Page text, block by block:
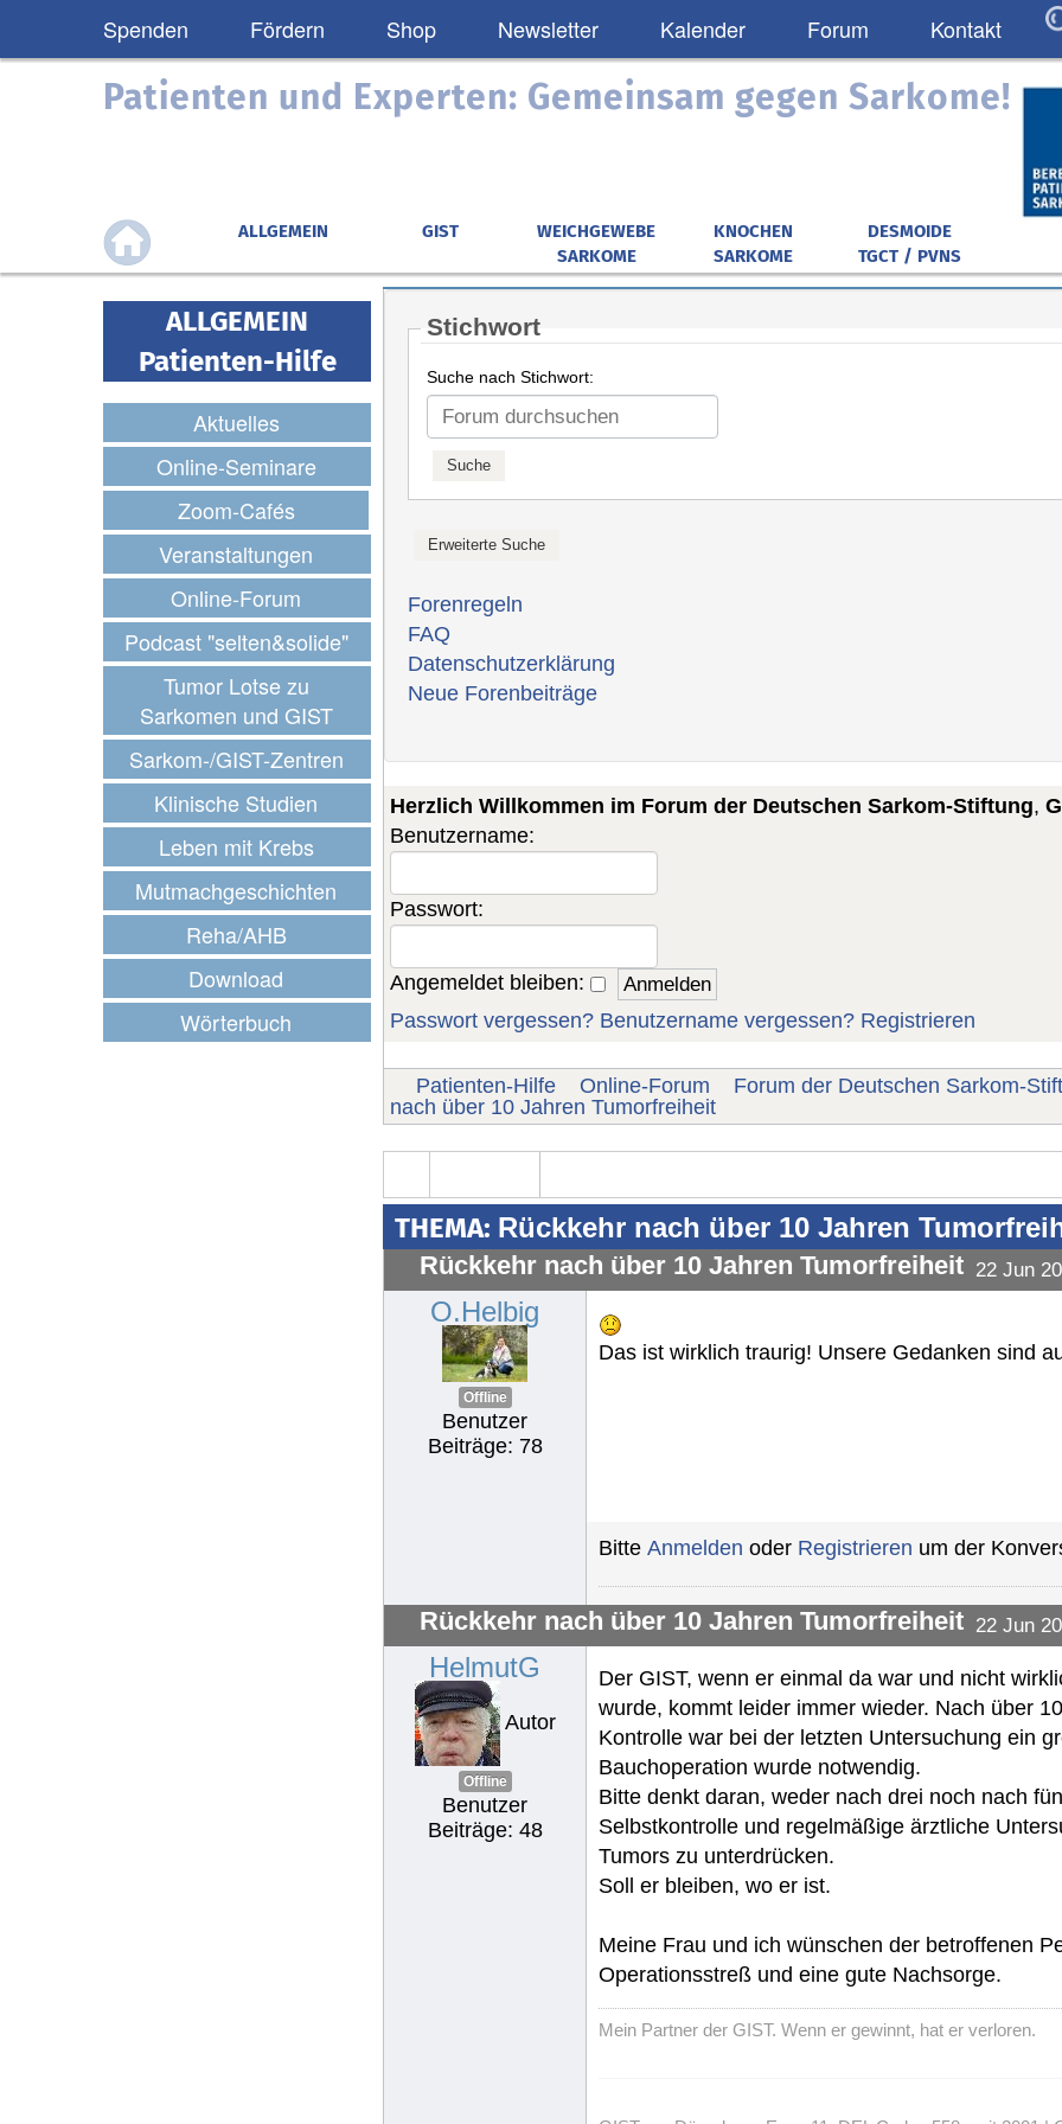
Spenden Fördern Shop Newsletter Kalender Forum Kontakt
Patienten und Experten: Gemeinsam gegen Sarkome!
ALLGEMEIN GIST
WEICHGEWEBE
SARKOME
KNOCHEN
SARKOME
DESMOIDE
TGCT / PVNS
ALLGEMEIN
Patienten-Hilfe
Aktuelles
Online-Seminare
Zoom-Cafés
Veranstaltungen
Online-Forum
Podcast "selten&solide"
Tumor Lotse zu
Sarkomen und GIST
Sarkom-/GIST-Zentren
Klinische Studien
Leben mit Krebs
Mutmachgeschichten
Reha/AHB
Download
Wörterbuch
Stichwort
Suche nach Stichwort:
Forenregeln
FAQ
Datenschutzerklärung
Neue Forenbeiträge
Herzlich Willkommen im Forum der Deutschen Sarkom-Stiftung,
Benutzername:
Passwort:
Angemeldet bleiben:
Passwort vergessen? Benutzername vergessen? Registrieren
Patienten-Hilfe Online-Forum
Forum der Deutschen Sarkom-
nach über 10 Jahren Tumorfreiheit
THEMA: Rückkehr nach über 10 Jahren
Rückkehr nach über 10 Jahren Tumorfreiheit 22 Jun
O.Helbig
Offline
Benutzer
Beiträge: 78
Das ist wirklich traurig! Unsere Gedanken sind
Bitte Anmelden oder Registrieren um der
Rückkehr nach über 10 Jahren Tumorfreiheit 22 Jun
HelmutG
Autor
Offline
Benutzer
Beiträge: 48
Der GIST, wenn er einmal da war und nicht
wurde, kommt leider immer wieder. Nach über
Kontrolle war bei der letzten Untersuchung ein
Bauchoperation wurde notwendig.
Bitte denkt daran, weder nach drei noch nach
Selbstkontrolle und regelmäßige ärztliche
Tumors zu unterdrücken.
Soll er bleiben, wo er ist.
Meine Frau und ich wünschen der betroffenen
Operationsstreß und eine gute Nachsorge.
Mein Partner der GIST. Wenn er gewinnt, hat er verloren.